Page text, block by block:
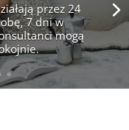
przez 24
7 dni w
mogą